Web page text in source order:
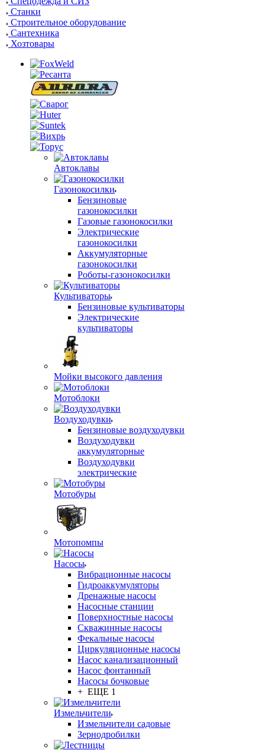
Станки
Строительное оборудование
Сантехника
Хозтовары
Автоклавы
Газонокосилки
Бензиновые
газонокосилки
Газовые газонокосилки
Электрические
газонокосилки
Аккумуляторные
газонокосилки
Роботы-газонокосилки
Культиваторы
Бензиновые культиваторы
Электрические
культиваторы
Мойки высокого давления
Мотоблоки
Воздуходувки
Бензиновые воздуходувки
Воздуходувки
аккумуляторные
Воздуходувки
электрические
Мотобуры
Мотопомпы
Насосы
Вибрационные насосы
Гидроаккумуляторы
Дренажные насосы
Насосные станции
Поверхностные насосы
Скважинные насосы
Фекальные насосы
Циркуляционные насосы
Насос канализационный
Насос фонтанный
Насосы бочковые
+ ЕЩЕ 1
Измельчители
Измельчители садовые
Зернодробилки